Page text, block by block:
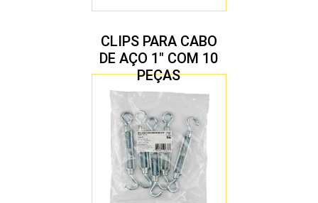
CLIPS PARA CABO
DE AÇO 1″ COM 10
PEÇAS